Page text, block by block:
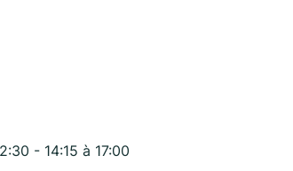
- 14:15 à 17:00